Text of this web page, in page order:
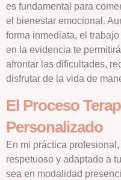
es fundamental para
el bienestar emocional.
forma inmediata, el
en la evidencia te
afrontar las dificultades,
disfrutar de la vida de
El Proceso
Personalizado
En mi práctica
respetuoso y adaptado a
sea en modalidad